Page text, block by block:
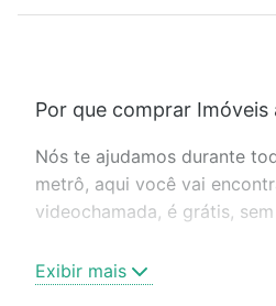
Por que comprar Imóveis
Nós te ajudamos durante
metrô, aqui você vai
videochamada, é grátis,
Exibir mais